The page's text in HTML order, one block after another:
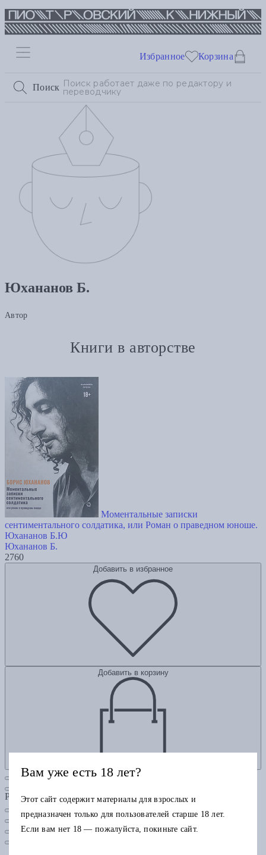
Поиск
Избранное Корзина
Юхананов Б.
Автор
Книги в авторстве
Моментальные записки
сентиментального солдатика, или Роман о праведном юноше.
Юхананов Б.Ю
Юхананов Б.
2760
Добавить в избранное
Добавить в корзину
Рубрики
Вам уже есть 18 лет?
Этот сайт содержит материалы для взрослых и
предназначен только для пользователей старше 18 лет.
Если вам нет 18 — пожалуйста, покиньте сайт.